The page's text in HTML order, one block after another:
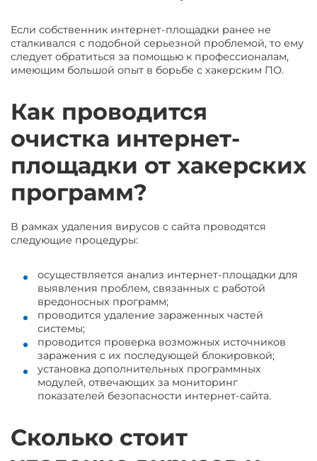
Если собственник интернет-площадки ранее не
сталкивался с подобной серьезной проблемой, то ему
следует обратиться за помощью к профессионалам,
имеющим большой опыт в борьбе с хакерским ПО.
Как проводится
очистка интернет-
площадки от хакерских
программ?
В рамках удаления вирусов с сайта проводятся
следующие процедуры:
осуществляется анализ интернет-площадки для
выявления проблем, связанных с работой
вредоносных программ;
проводится удаление зараженных частей
системы;
проводится проверка возможных источников
заражения с их последующей блокировкой;
установка дополнительных программных
модулей, отвечающих за мониторинг
показателей безопасности интернет-сайта.
Сколько стоит